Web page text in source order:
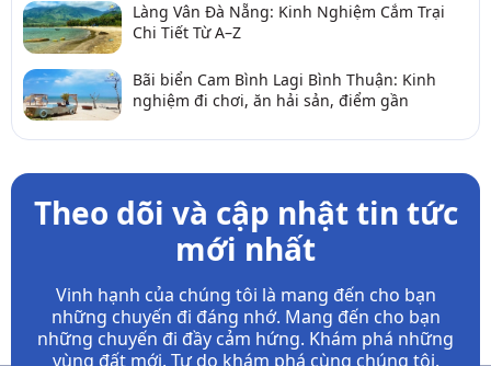
Làng Vân Đà Nẵng: Kinh Nghiệm Cắm Trại
Chi Tiết Từ A–Z
Bãi biển Cam Bình Lagi Bình Thuận: Kinh
nghiệm đi chơi, ăn hải sản, điểm gần
Theo dõi và cập nhật tin tức
mới nhất
Vinh hạnh của chúng tôi là mang đến cho bạn
những chuyến đi đáng nhớ. Mang đến cho bạn
những chuyến đi đầy cảm hứng. Khám phá những
vùng đất mới. Tự do khám phá cùng chúng tôi.